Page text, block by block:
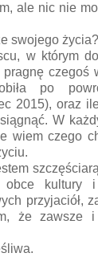
ale nic nie
swojego
w którym
czegoś
po
2015), oraz
W
wiem czego
obce kultury
przyjaciół,
że zawsze